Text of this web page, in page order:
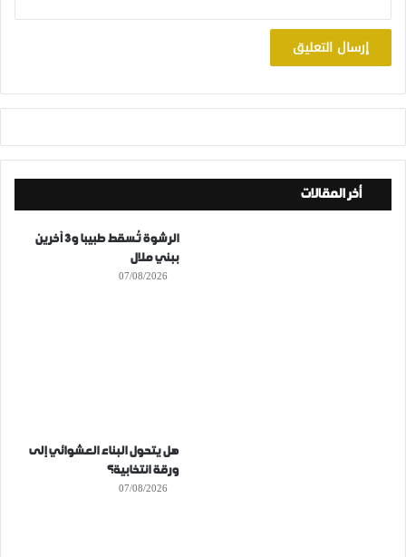
أخر المقالات
الرشوة تُسقط طبيبا و3 آخرين
ببني ملال
07/08/2026
هل يتحول البناء العشوائي إلى
ورقة انتخابية؟
07/08/2026